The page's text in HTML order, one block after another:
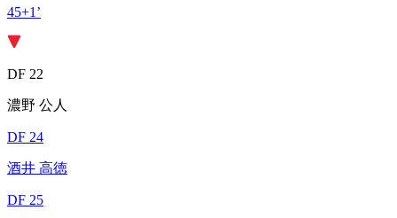
45+1’
DF 22
濃野 公人
DF 24
酒井 高徳
DF 25